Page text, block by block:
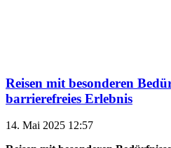
Reisen mit besonderen
barrierefreies Erlebnis
14. Mai 2025 12:57